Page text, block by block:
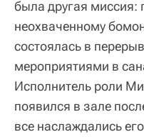
была другая миссия:
неохваченному
состоялась в
мероприятиями в
Исполнитель роли
появился в зале
все наслаждались